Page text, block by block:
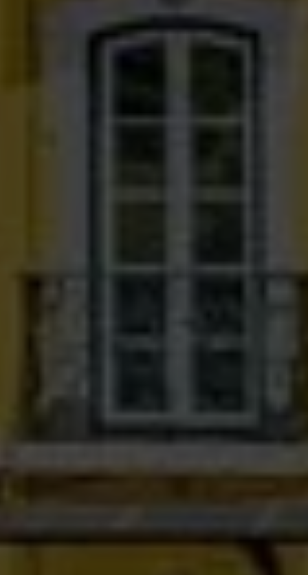
Fora do mercado